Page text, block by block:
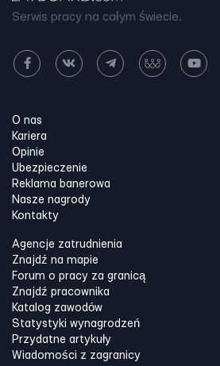
Serwis pracy na całym świecie.
O nas
Kariera
Opinie
Ubezpieczenie
Reklama banerowa
Nasze nagrody
Kontakty
Agencje zatrudnienia
Znajdź na mapie
Forum o pracy za granicą
Znajdź pracownika
Katalog zawodów
Statystyki wynagrodzeń
Przydatne artykuły
Wiadomości z zagranicy